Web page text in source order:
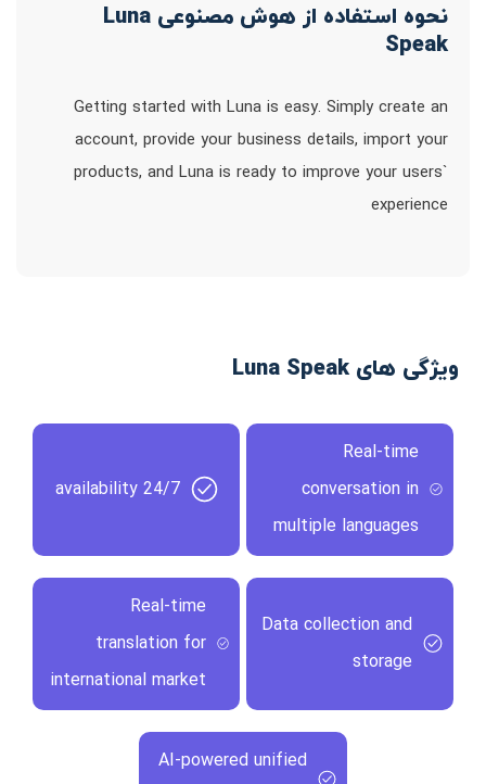
نحوه استفاده از هوش مصنوعی Luna
Speak
Getting started with Luna is easy. Simply create an
account, provide your business details, import your
products, and Luna is ready to improve your users`
experience
ویژگی های Luna Speak
Real-time
conversation in
multiple languages
24/7 availability
Data collection and
storage
Real-time
translation for
international market
AI-powered unified